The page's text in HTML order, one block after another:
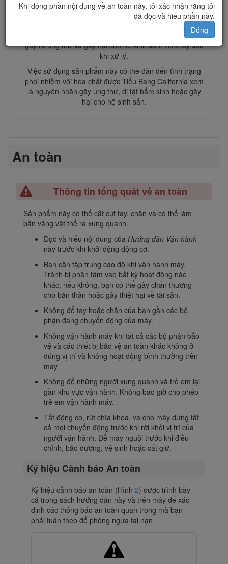
Khi đóng phần nội dung về an toàn này, tôi xác nhận rằng tôi
đã đọc và hiểu phần này.
Đóng
Cọc bình ắc quy, thiết bị đầu cuối và phụ kiện liên quan
đến ắc quy có chứa chì và các hợp chất của chì, các
hóa chất được Tiểu bang California xem là nguyên nhân
gây ra ung thư và gây hại cho hệ sinh sản. Rửa tay sau
khi xử lý.
Việc sử dụng sản phẩm này có thể dẫn đến tình trạng
phơi nhiễm với hóa chất được Tiểu Bang California xem
là nguyên nhân gây ung thư, dị tật bẩm sinh hoặc gây
hại cho hệ sinh sản.
An toàn
Thông tin tổng quát về an toàn
Sản phẩm này có thể cắt cụt tay, chân và có thể làm
bắn văng vật thể ra xung quanh.
Đọc và hiểu nội dung của Hướng dẫn Vận hành
này trước khi khởi động động cơ.
Bạn cần tập trung cao độ khi vận hành máy.
Tránh bị phân tâm vào bất kỳ hoạt động nào
khác; nếu không, bạn có thể gây chấn thương
cho bản thân hoặc gây thiệt hại về tài sản.
Không để tay hoặc chân của bạn gần các bộ
phận đang chuyển động của máy.
Không vận hành máy khi tất cả các bộ phận bảo
vệ và các thiết bị bảo vệ an toàn khác không ở
đúng vị trí và không hoạt động bình thường trên
máy.
Không để những người xung quanh và trẻ em lại
gần khu vực vận hành. Không bao giờ cho phép
trẻ em vận hành máy.
Tắt động cơ, rút chìa khóa, và chờ máy dừng tất
cả mọi chuyển động trước khi rời khỏi vị trí của
người vận hành. Để máy nguội trước khi điều
chỉnh, bảo dưỡng, vệ sinh hoặc cất giữ.
Ký hiệu Cảnh báo An toàn
Ký hiệu cảnh báo an toàn (Hình 2) được trình bày
cả trong sách hướng dẫn này và trên máy để xác
định các thông báo an toàn quan trọng mà bạn
phải tuân theo để phòng ngừa tai nạn.